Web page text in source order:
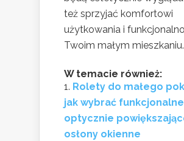
też sprzyjać komfortowi
użytkowania i
Twoim małym mieszkaniu.
W temacie również:
Rolety do małego
jak wybrać
optycznie
osłony okienne